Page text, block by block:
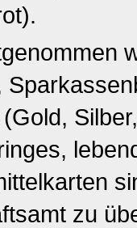
zu